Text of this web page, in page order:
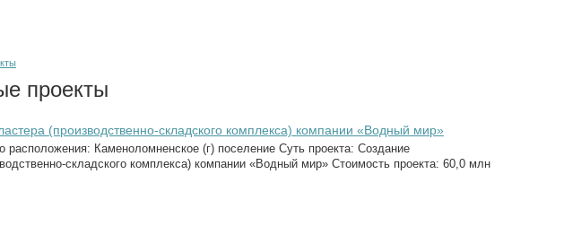
проекты
(производственно-складского комплекса) компании «Водный мир»
Каменоломненское (г) поселение Суть проекта: Создание
складского комплекса) компании «Водный мир» Стоимость проекта: 60,0 млн